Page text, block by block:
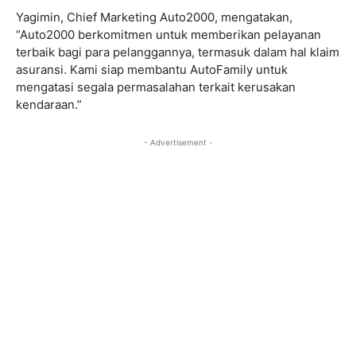
Yagimin, Chief Marketing Auto2000, mengatakan,
“Auto2000 berkomitmen untuk memberikan pelayanan
terbaik bagi para pelanggannya, termasuk dalam hal klaim
asuransi. Kami siap membantu AutoFamily untuk
mengatasi segala permasalahan terkait kerusakan
kendaraan.”
- Advertisement -